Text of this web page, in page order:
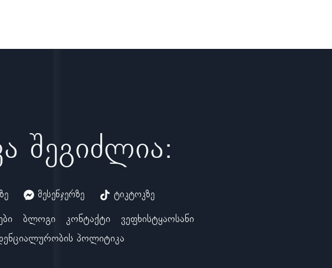
შეგიძლია:
მესენჯერზე ტიკტოკზე
ბლოგი კონტაქტი
ვეფხისტყაოსანი
პოლიტიკა